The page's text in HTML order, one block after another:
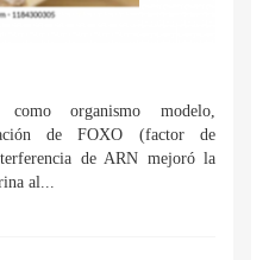
organismo modelo,
de FOXO (factor de
de ARN mejoró la
al...